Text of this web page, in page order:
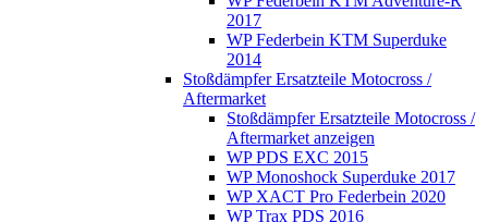
2017
WP Federbein KTM Superduke
2014
Stoßdämpfer Ersatzteile Motocross /
Aftermarket
Stoßdämpfer Ersatzteile Motocross /
Aftermarket anzeigen
WP PDS EXC 2015
WP Monoshock Superduke 2017
WP XACT Pro Federbein 2020
WP Trax PDS 2016